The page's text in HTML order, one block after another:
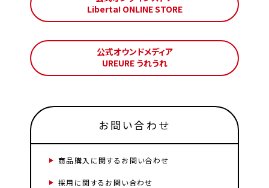
Liberta! ONLINE STORE
公式オウンドメディア
UREURE うれうれ
お問い合わせ
商品購入に関するお問い合わせ
採用に関するお問い合わせ